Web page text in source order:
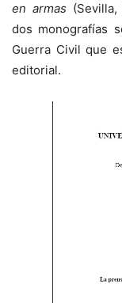
en armas
dos monografías
Guerra Civil que
editorial.